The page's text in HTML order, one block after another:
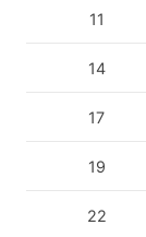
11
14
17
19
22